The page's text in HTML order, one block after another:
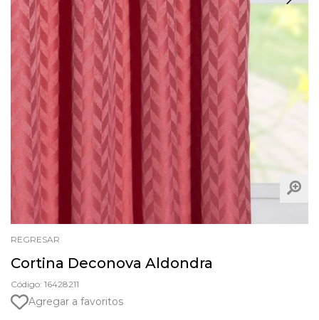
REGRESAR
Cortina Deconova Aldondra
Código: 16428211
Agregar a favoritos